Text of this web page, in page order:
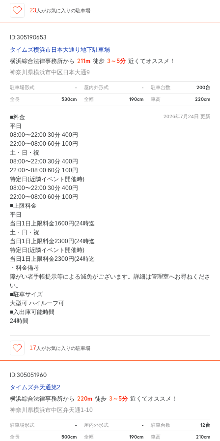
23 人がお気に入りの駐車場
ID:305190653
タイムズ横浜市日本大通り地下駐車場
横浜綜合法律事務所から 211m 徒歩 3～5分 近くてオススメ！
神奈川県横浜市中区日本大通9
駐車場形式 - 屋内外形式 - 駐車台数 200台
全長 530cm 全幅 190cm 車高 220cm
2026年7月24日 更新
■料金
平日
08:00〜22:00 30分 400円
22:00〜08:00 60分 100円
土・日・祝
08:00〜22:00 30分 400円
22:00〜08:00 60分 100円
特定日(近隣イベント開催時)
08:00〜22:00 30分 400円
22:00〜08:00 60分 100円
■上限料金
平日
当日1日上限料金1600円(24時迄
土・日・祝
当日1日上限料金2300円(24時迄
特定日(近隣イベント開催時)
当日1日上限料金2300円(24時迄
・料金備考
障がい者手帳提示等による減免がございます。詳細は管理室へお尋ねくださ
い。
■駐車サイズ
大型可 ハイルーフ可
■入出庫可能時間
24時間
17 人がお気に入りの駐車場
ID:305051960
タイムズ弁天通第2
横浜綜合法律事務所から 220m 徒歩 3～5分 近くてオススメ！
神奈川県横浜市中区弁天通1-10
駐車場形式 - 屋内外形式 - 駐車台数 12台
全長 500cm 全幅 190cm 車高 210cm